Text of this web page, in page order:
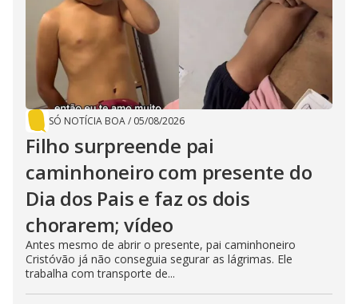
SÓ NOTÍCIA BOA/ 05/08/2026
Filho surpreende pai
caminhoneiro com presente do
Dia dos Pais e faz os dois
chorarem; vídeo
Antes mesmo de abrir o presente, pai caminhoneiro
Cristóvão já não conseguia segurar as lágrimas. Ele
trabalha com transporte de...